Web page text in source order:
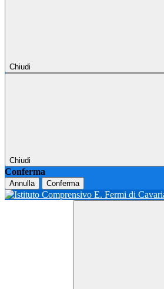
Chiudi
Chiudi
Conferma
Annulla Conferma